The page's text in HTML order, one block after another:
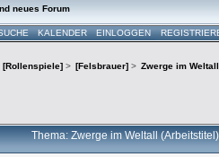
neues Forum
KALENDER EINLOGGEN
[Rollenspiele] > [Felsbrauer] > Zwerge im
Thema: Zwerge im Weltall